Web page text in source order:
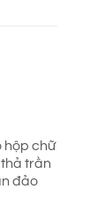
hộp chữ
trần
đảo